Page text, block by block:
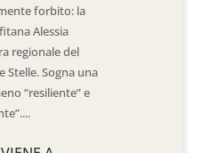
forbito: la
Alessia
regionale del
Stelle. Sogna una
“resiliente” e